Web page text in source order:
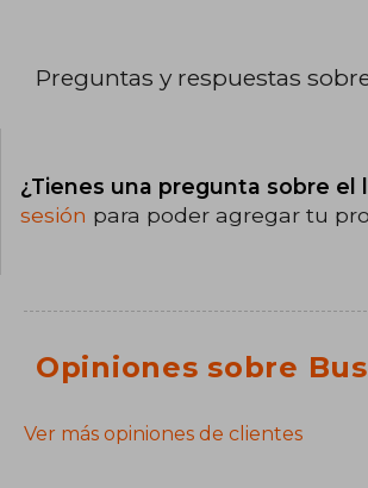
Preguntas y respuestas
¿Tienes una pregunta sobre el
sesión para poder agregar tu
Opiniones sobre
Ver más opiniones de clientes